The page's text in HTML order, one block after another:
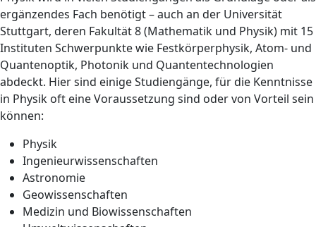
ergänzendes Fach benötigt – auch an der Universität
Stuttgart, deren Fakultät 8 (Mathematik und Physik) mit 15
Instituten Schwerpunkte wie Festkörperphysik, Atom- und
Quantenoptik, Photonik und Quantentechnologien
abdeckt. Hier sind einige Studiengänge, für die Kenntnisse
in Physik oft eine Voraussetzung sind oder von Vorteil sein
können:
Physik
Ingenieurwissenschaften
Astronomie
Geowissenschaften
Medizin und Biowissenschaften